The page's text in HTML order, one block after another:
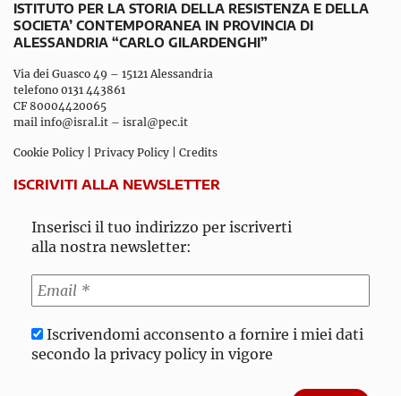
ISTITUTO PER LA STORIA DELLA RESISTENZA E DELLA
SOCIETA’ CONTEMPORANEA IN PROVINCIA DI
ALESSANDRIA “CARLO GILARDENGHI”
Via dei Guasco 49 – 15121 Alessandria
telefono 0131 443861
CF 80004420065
mail info@isral.it – isral@pec.it
Cookie Policy Privacy Policy Credits
ISCRIVITI ALLA NEWSLETTER
Inserisci il tuo indirizzo per iscriverti
alla nostra newsletter:
Iscrivendomi acconsento a fornire i miei dati
secondo la privacy policy in vigore